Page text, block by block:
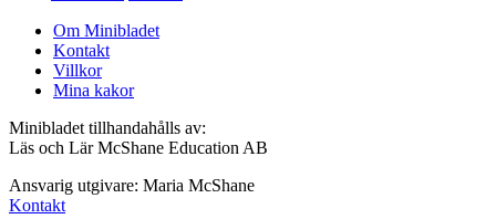
Om Minibladet
Kontakt
Villkor
Mina kakor
Minibladet tillhandahålls av:
Läs och Lär McShane Education AB
Ansvarig utgivare: Maria McShane
Kontakt